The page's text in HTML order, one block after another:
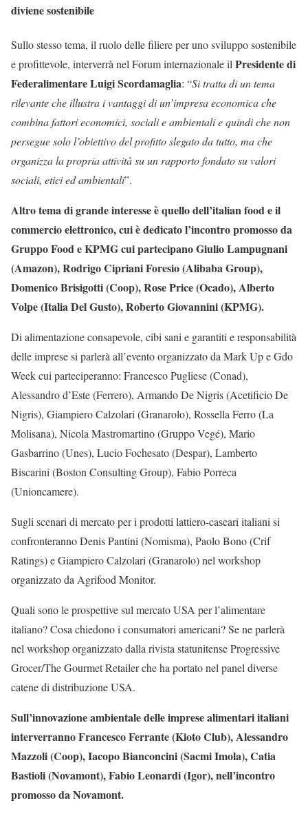
diviene sostenibile
Sullo stesso tema, il ruolo delle filiere per uno sviluppo sostenibile
e profittevole, interverrà nel Forum internazionale il Presidente di
Federalimentare Luigi Scordamaglia: “Si tratta di un tema
rilevante che illustra i vantaggi di un’impresa economica che
combina fattori economici, sociali e ambientali e quindi che non
persegue solo l’obiettivo del profitto slegato da tutto, ma che
organizza la propria attività su un rapporto fondato su valori
sociali, etici ed ambientali”.
Altro tema di grande interesse è quello dell’italian food e il
commercio elettronico, cui è dedicato l’incontro promosso da
Gruppo Food e KPMG cui partecipano Giulio Lampugnani
(Amazon), Rodrigo Cipriani Foresio (Alibaba Group),
Domenico Brisigotti (Coop), Rose Price (Ocado), Alberto
Volpe (Italia Del Gusto), Roberto Giovannini (KPMG).
Di alimentazione consapevole, cibi sani e garantiti e responsabilità
delle imprese si parlerà all’evento organizzato da Mark Up e Gdo
Week cui parteciperanno: Francesco Pugliese (Conad),
Alessandro d’Este (Ferrero), Armando De Nigris (Acetificio De
Nigris), Giampiero Calzolari (Granarolo), Rossella Ferro (La
Molisana), Nicola Mastromartino (Gruppo Vegé), Mario
Gasbarrino (Unes), Lucio Fochesato (Despar), Lamberto
Biscarini (Boston Consulting Group), Fabio Porreca
(Unioncamere).
Sugli scenari di mercato per i prodotti lattiero-caseari italiani si
confronteranno Denis Pantini (Nomisma), Paolo Bono (Crif
Ratings) e Giampiero Calzolari (Granarolo) nel workshop
organizzato da Agrifood Monitor.
Quali sono le prospettive sul mercato USA per l’alimentare
italiano? Cosa chiedono i consumatori americani? Se ne parlerà
nel workshop organizzato dalla rivista statunitense Progressive
Grocer/The Gourmet Retailer che ha portato nel panel diverse
catene di distribuzione USA.
Sull’innovazione ambientale delle imprese alimentari italiani
interverranno Francesco Ferrante (Kioto Club), Alessandro
Mazzoli (Coop), Iacopo Bianconcini (Sacmi Imola), Catia
Bastioli (Novamont), Fabio Leonardi (Igor), nell’incontro
promosso da Novamont.